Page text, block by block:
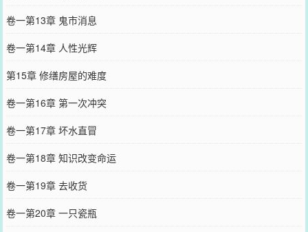
卷一第13章 鬼市消息
卷一第14章 人性光辉
第15章 修缮房屋的难度
卷一第16章 第一次冲突
卷一第17章 坏水直冒
卷一第18章 知识改变命运
卷一第19章 去收货
卷一第20章 一只瓷瓶